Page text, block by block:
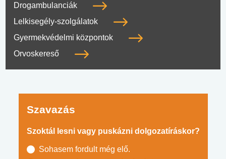
Drogambulanciák
Lelkisegély-szolgálatok
Gyermekvédelmi központok
Orvoskereső
Szavazás
Szoktál lesni vagy puskázni dolgozatíráskor?
Sohasem fordult még elő.